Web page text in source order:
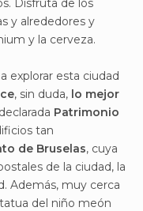
Disfruta de los
y alrededores y
y la cerveza.
explorar esta ciudad
, sin duda, lo mejor
Patrimonio
tan
de Bruselas, cuya
de la ciudad, la
Además, muy cerca
del niño meón